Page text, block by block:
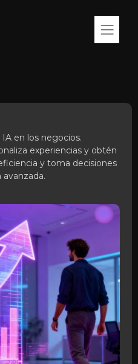
en los negocios.
experiencias y obtén
y toma decisiones